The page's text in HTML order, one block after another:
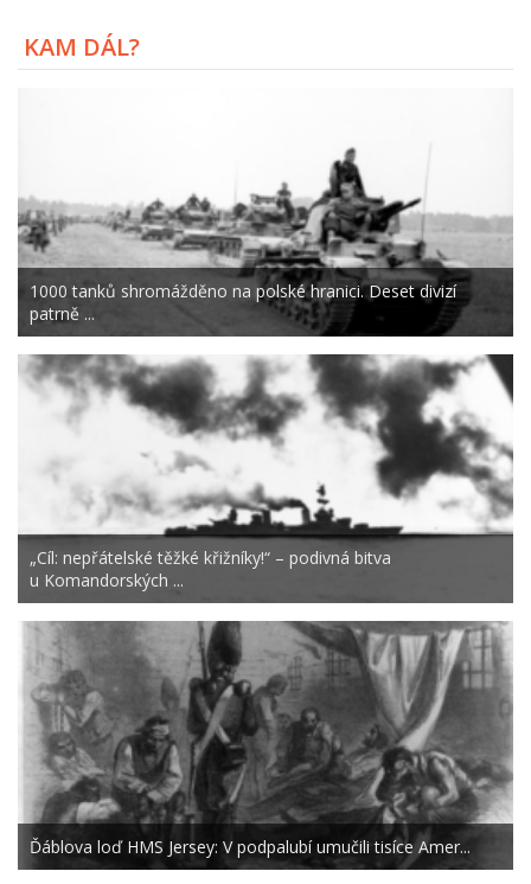
KAM DÁL?
1000 tanků shromážděno na polské hranici. Deset divizí
patrně ...
„Cíl: nepřátelské těžké křižníky!“ – podivná bitva
u Komandorských ...
Ďáblova loď HMS Jersey: V podpalubí umučili tisíce Amer...